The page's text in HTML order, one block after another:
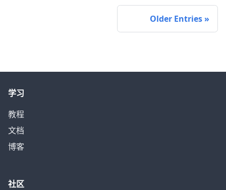
Older Entries
学习
教程
文档
博客
社区